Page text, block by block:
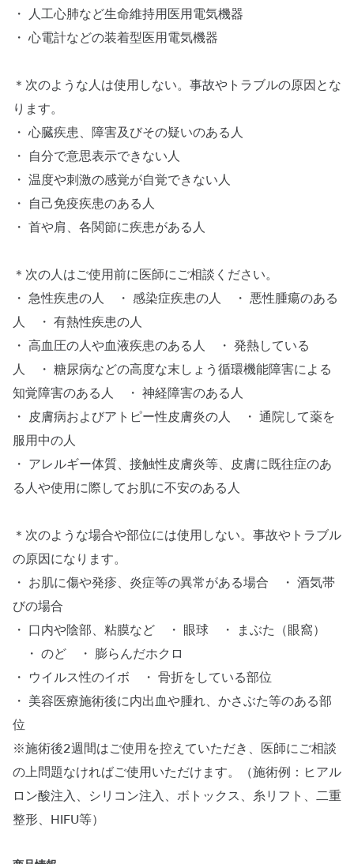
・ 人工心肺など生命維持用医用電気機器
・ 心電計などの装着型医用電気機器
＊次のような人は使用しない。事故やトラブルの原因とな
ります。
・ 心臓疾患、障害及びその疑いのある人
・ 自分で意思表示できない人
・ 温度や刺激の感覚が自覚できない人
・ 自己免疫疾患のある人
・ 首や肩、各関節に疾患がある人
＊次の人はご使用前に医師にご相談ください。
・ 急性疾患の人 ・ 感染症疾患の人 ・ 悪性腫瘍のある
人 ・ 有熱性疾患の人
・ 高血圧の人や血液疾患のある人 ・ 発熱している
人 ・ 糖尿病などの高度な末しょう循環機能障害による
知覚障害のある人 ・ 神経障害のある人
・ 皮膚病およびアトピー性皮膚炎の人 ・ 通院して薬を
服用中の人
・ アレルギー体質、接触性皮膚炎等、皮膚に既往症のあ
る人や使用に際してお肌に不安のある人
＊次のような場合や部位には使用しない。事故やトラブル
の原因になります。
・ お肌に傷や発疹、炎症等の異常がある場合 ・ 酒気帯
びの場合
・ 口内や陰部、粘膜など ・ 眼球 ・ まぶた（眼窩）
・ のど ・ 膨らんだホクロ
・ ウイルス性のイボ ・ 骨折をしている部位
・ 美容医療施術後に内出血や腫れ、かさぶた等のある部
位
※施術後2週間はご使用を控えていただき、医師にご相談
の上問題なければご使用いただけます。（施術例：ヒアル
ロン酸注入、シリコン注入、ボトックス、糸リフト、二重
整形、HIFU等）